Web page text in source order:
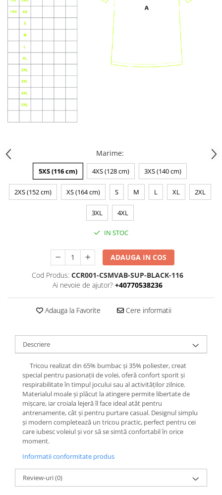
Marime:
5XS (116 cm) 4XS (128 cm) 3XS (140 cm)
2XS (152 cm) XS (164 cm) S M L XL 2XL
3XL 4XL
IN STOC
ADAUGA IN COS
Cod Produs: CCR001-CSMVAB-SUP-BLACK-116
Ai nevoie de ajutor? +40770538236
Adauga la Favorite Cere informatii
Descriere
Tricou realizat din 65% bumbac și 35% poliester, creat
special pentru pasionații de volei, oferă confort sporit și
respirabilitate în timpul jocului sau al activităților zilnice.
Materialul moale și plăcut la atingere permite libertate de
mișcare, iar croiala lejeră îl face ideal atât pentru
antrenamente, cât și pentru purtare casual. Designul simplu
și modern completează un tricou practic, perfect pentru cei
care iubesc voleiul și vor să se simtă confortabil în orice
moment.
Informatii conformitate produs
Review-uri(0)